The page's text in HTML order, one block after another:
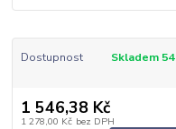
Dostupnost Skladem 54
1 546,38 Kč
1 278,00 Kč bez DPH